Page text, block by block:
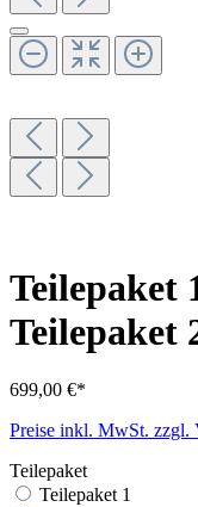
Teilepaket
Teilepaket
699,00 €*
Preise inkl. MwSt. zzgl.
Teilepaket
Teilepaket 1